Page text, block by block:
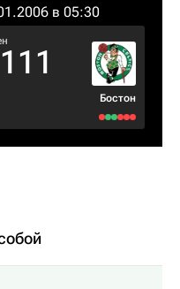
в 05:30
111
Бостон